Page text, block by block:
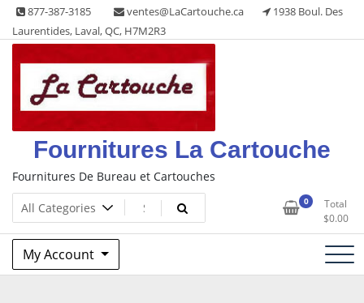
Skip
content
877-387-3185 ventes@LaCartouche.ca
1938 Boul. Des
Laurentides, Laval, QC, H7M2R3
Fournitures La Cartouche
Fournitures De Bureau et Cartouches
0
Total
$0.00
My Account